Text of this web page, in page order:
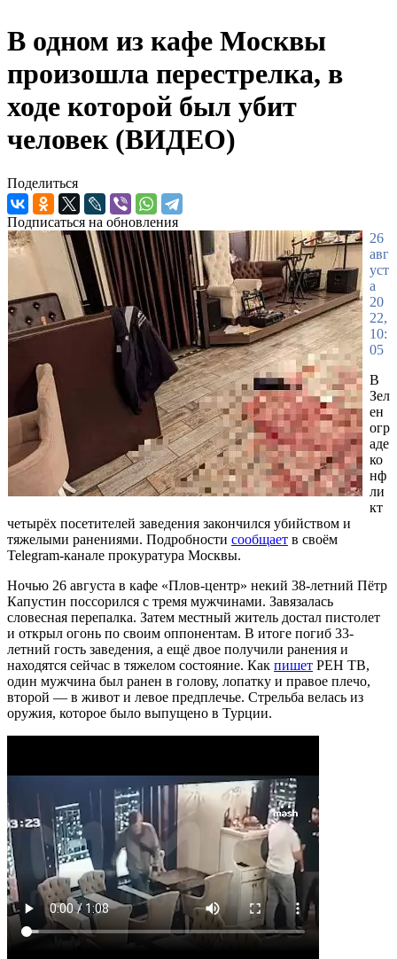
В одном из кафе Москвы
произошла перестрелка, в
ходе которой был убит
человек (ВИДЕО)
Поделиться
Подписаться на обновления
26
авг
уст
а
20
22,
10:
05
В
Зел
ен
огр
аде
ко
нф
ли
кт
четырёх посетителей заведения закончился убийством и
тяжелыми ранениями. Подробности сообщает в своём
Telegram-канале прокуратура Москвы.
Ночью 26 августа в кафе «Плов-центр» некий 38-летний Пётр
Капустин поссорился с тремя мужчинами. Завязалась
словесная перепалка. Затем местный житель достал пистолет
и открыл огонь по своим оппонентам. В итоге погиб 33-
летний гость заведения, а ещё двое получили ранения и
находятся сейчас в тяжелом состояние. Как пишет РЕН ТВ,
один мужчина был ранен в голову, лопатку и правое плечо,
второй — в живот и левое предплечье. Стрельба велась из
оружия, которое было выпущено в Турции.